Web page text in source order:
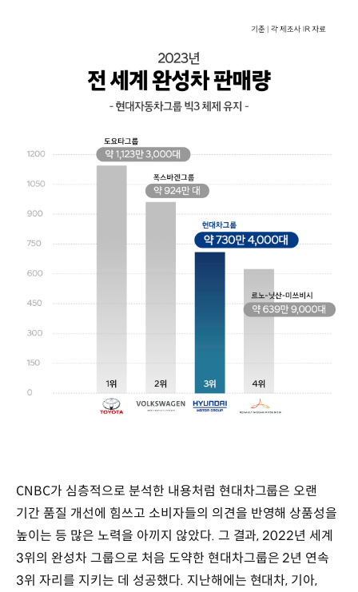
CNBC가 심층적으로 분석한 내용처럼 현대차그룹은 오랜
기간 품질 개선에 힘쓰고 소비자들의 의견을 반영해 상품성을
높이는 등 많은 노력을 아끼지 않았다. 그 결과, 2022년 세계
3위의 완성차 그룹으로 처음 도약한 현대차그룹은 2년 연속
3위 자리를 지키는 데 성공했다. 지난해에는 현대차, 기아,